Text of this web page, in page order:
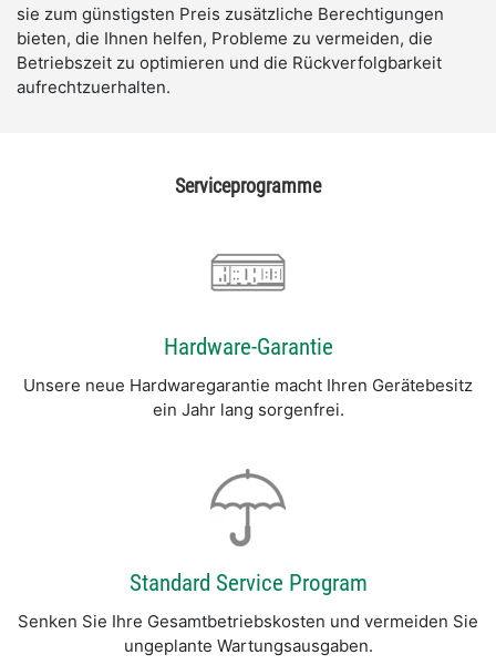
sie zum günstigsten Preis zusätzliche Berechtigungen
bieten, die Ihnen helfen, Probleme zu vermeiden, die
Betriebszeit zu optimieren und die Rückverfolgbarkeit
aufrechtzuerhalten.
Serviceprogramme
Hardware-Garantie
Unsere neue Hardwaregarantie macht Ihren Gerätebesitz
ein Jahr lang sorgenfrei.
Standard Service Program
Senken Sie Ihre Gesamtbetriebskosten und vermeiden Sie
ungeplante Wartungsausgaben.